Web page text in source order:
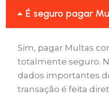
É seguro pagar
Sim, pagar Multas
totalmente seguro.
dados importantes
transação é feita